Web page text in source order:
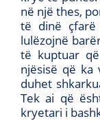
në një thes,
të dinë
lulëzojnë
të kuptuar
njësisë që ka
duhet
Tek ai që
kryetari i